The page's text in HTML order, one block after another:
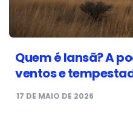
Quem é Iansã? A
ventos e
17 DE MAIO DE 2026